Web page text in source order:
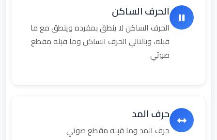
الحرف الساكن
الحرف الساكن لا ينطق بمفرده وينطق مع ما
قبله، وبالتالي الحرف الساكن وما قبله مقطع
صوتي
حرف المد
حرف المد وما قبله مقطع صوتي